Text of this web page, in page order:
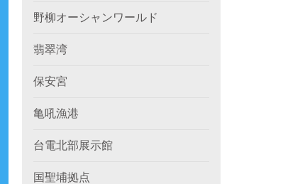
野柳オーシャンワールド
翡翠湾
保安宮
亀吼漁港
台電北部展示館
国聖埔拠点